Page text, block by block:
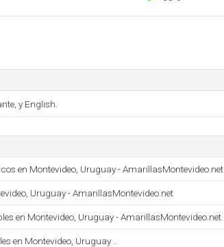
y English.
en Montevideo, Uruguay - AmarillasMontevideo.net
Uruguay - AmarillasMontevideo.net
en Montevideo, Uruguay - AmarillasMontevideo.net
en Montevideo, Uruguay ..